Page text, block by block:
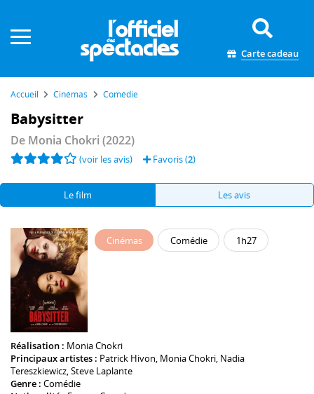
Carte cadeau
Accueil Cinémas Comédie
Babysitter
De Monia Chokri (2022)
(voir les avis) Favoris (2)
Le film Les avis
Cinémas Comédie 1h27
Réalisation : Monia Chokri
Principaux artistes : Patrick Hivon Monia Chokri Nadia
Tereszkiewicz Steve Laplante
Genre : Comédie